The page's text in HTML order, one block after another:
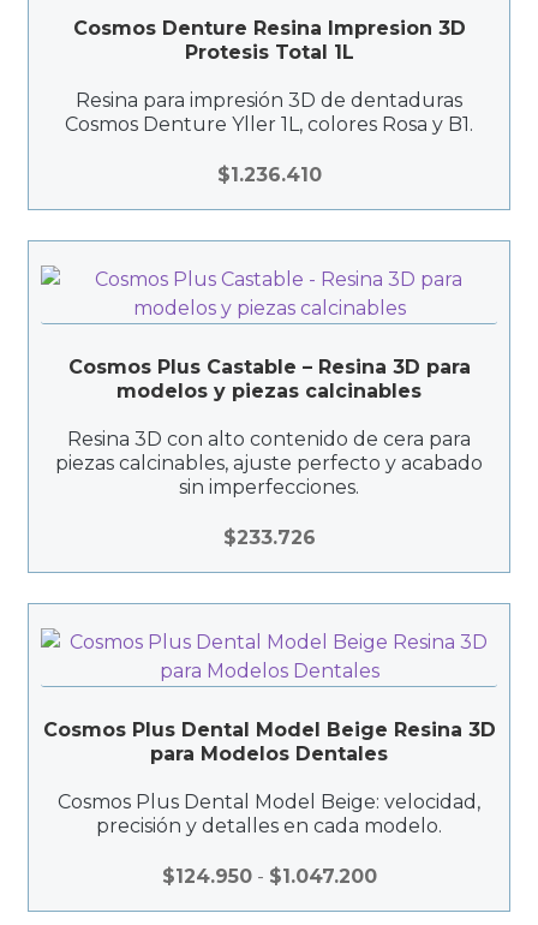
Cosmos Denture Resina Impresion 3D
Protesis Total 1L
Resina para impresión 3D de dentaduras
Cosmos Denture Yller 1L, colores Rosa y B1.
$1.236.410
Cosmos Plus Castable – Resina 3D para
modelos y piezas calcinables
Resina 3D con alto contenido de cera para
piezas calcinables, ajuste perfecto y acabado
sin imperfecciones.
$233.726
Cosmos Plus Dental Model Beige Resina 3D
para Modelos Dentales
Cosmos Plus Dental Model Beige: velocidad,
precisión y detalles en cada modelo.
$124.950 - $1.047.200R